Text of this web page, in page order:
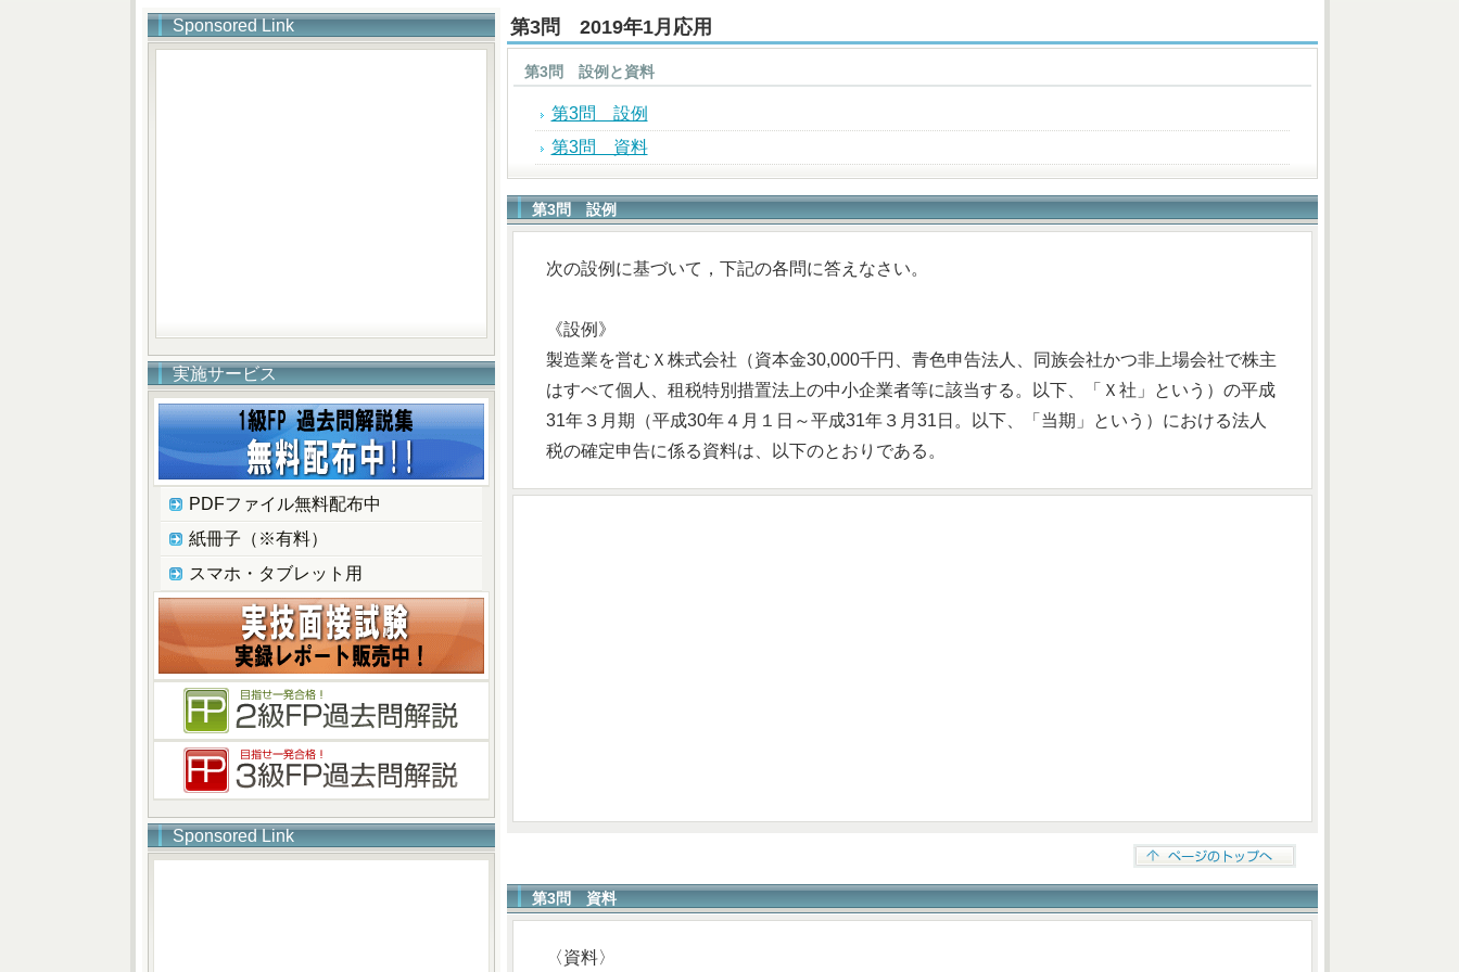
第3問 2019年1月応用
第3問 設例と資料
第3問 設例
第3問 資料
第3問 設例
次の設例に基づいて，下記の各問に答えなさい。
《設例》
製造業を営むＸ株式会社（資本金30,000千円、青色申告法人、同族会社かつ非上場会社で株主
はすべて個人、租税特別措置法上の中小企業者等に該当する。以下、「Ｘ社」という）の平成
31年３月期（平成30年４月１日～平成31年３月31日。以下、「当期」という）における法人
税の確定申告に係る資料は、以下のとおりである。
第3問 資料
〈資料〉
Sponsored Link
実施サービス
PDFファイル無料配布中
紙冊子（※有料）
スマホ・タブレット用
Sponsored Link